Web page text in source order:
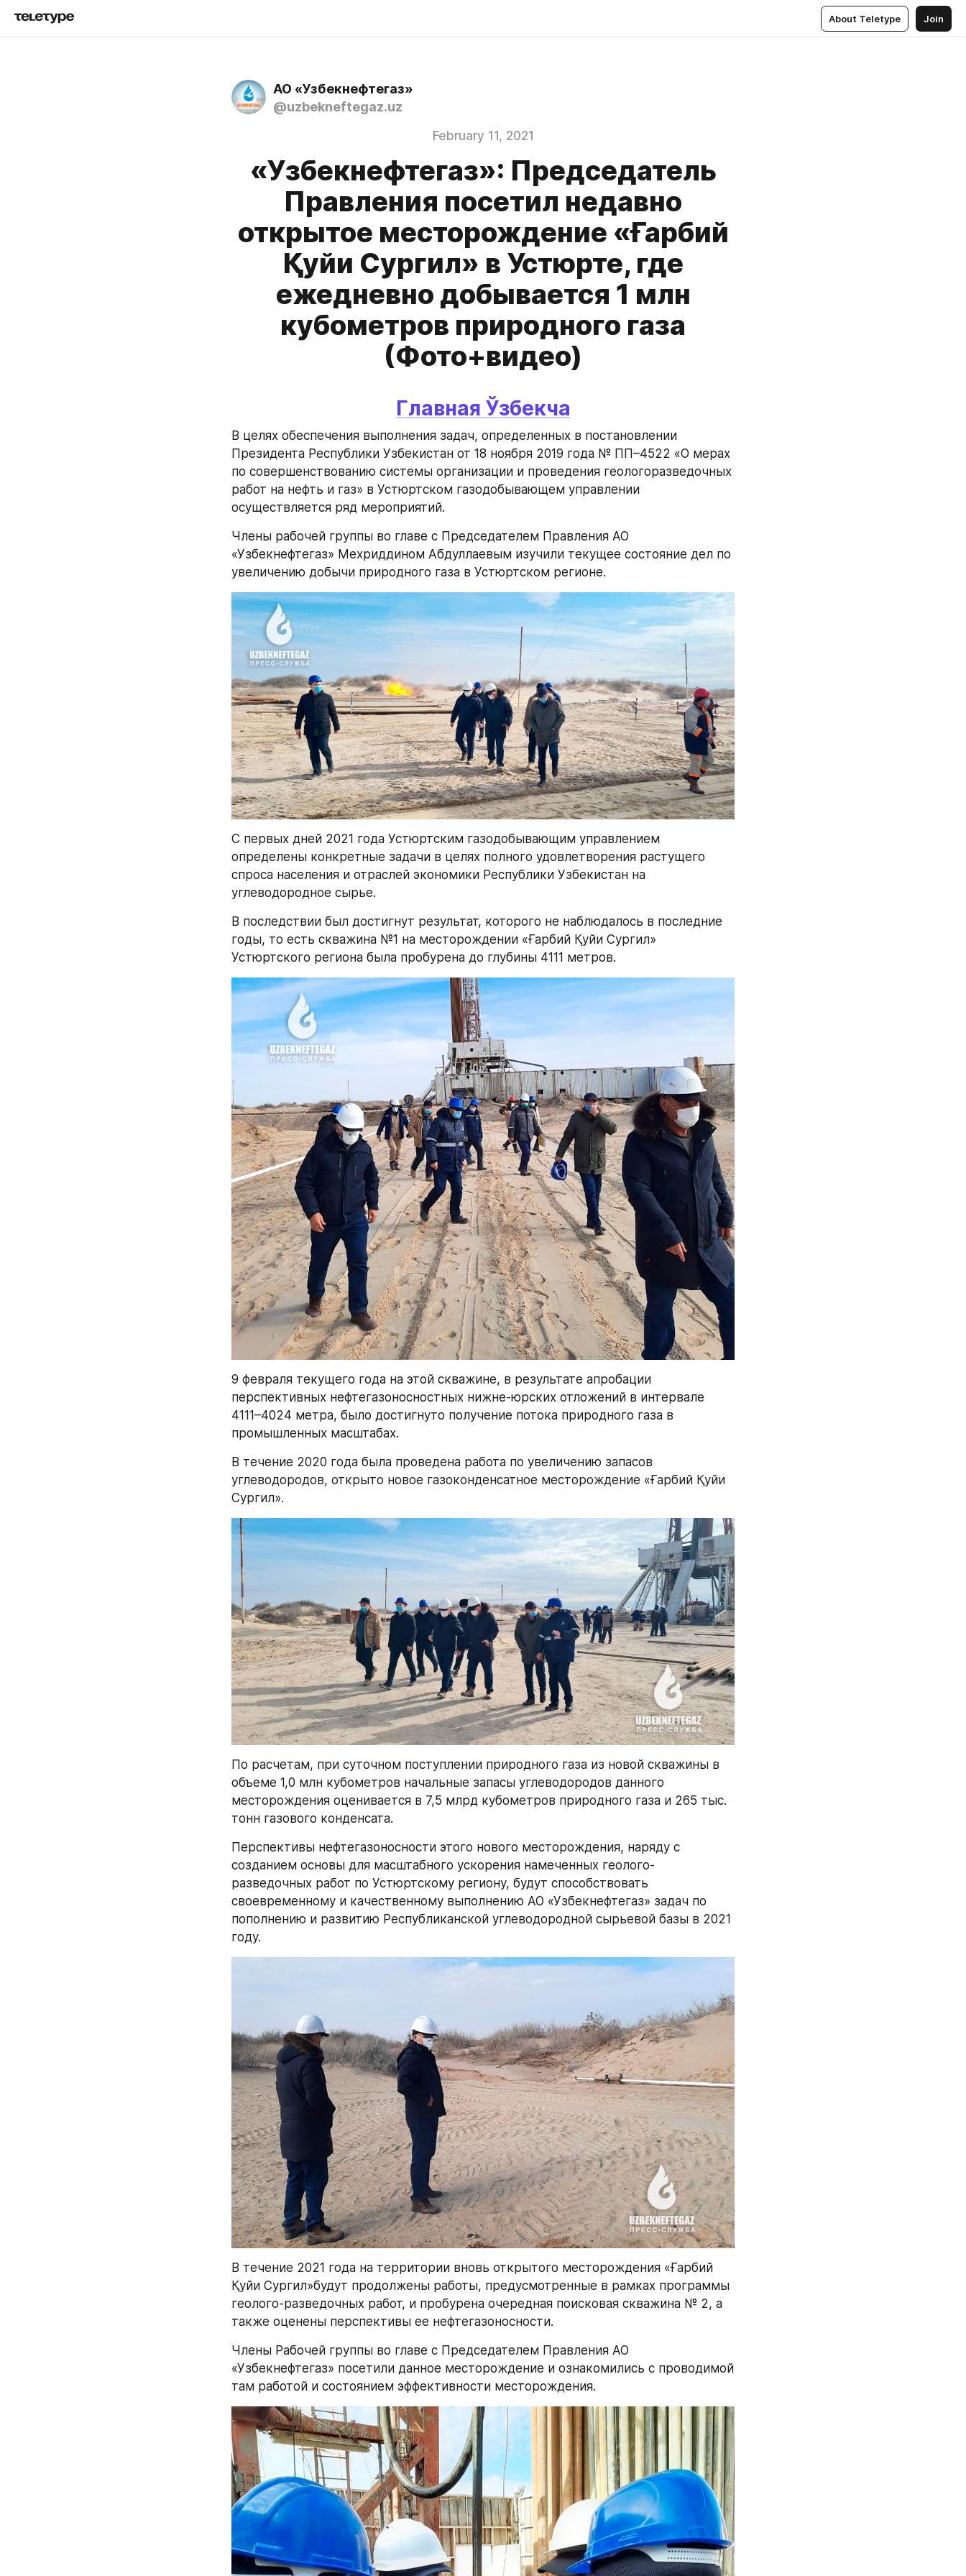
About Teletype Join
АО «Узбекнефтегаз»
@uzbekneftegaz.uz
February 11, 2021
«Узбекнефтегаз»: Председатель
Правления посетил недавно
открытое месторождение «Ғарбий
Қуйи Сургил» в Устюрте, где
ежедневно добывается 1 млн
кубометров природного газа
(Фото+видео)
Главная Ўзбекча
В целях обеспечения выполнения задач, определенных в постановлении
Президента Республики Узбекистан от 18 ноября 2019 года № ПП–4522 «О мерах
по совершенствованию системы организации и проведения геологоразведочных
работ на нефть и газ» в Устюртском газодобывающем управлении
осуществляется ряд мероприятий.
Члены рабочей группы во главе с Председателем Правления АО
«Узбекнефтегаз» Мехриддином Абдуллаевым изучили текущее состояние дел по
увеличению добычи природного газа в Устюртском регионе.
С первых дней 2021 года Устюртским газодобывающим управлением
определены конкретные задачи в целях полного удовлетворения растущего
спроса населения и отраслей экономики Республики Узбекистан на
углеводородное сырье.
В последствии был достигнут результат, которого не наблюдалось в последние
годы, то есть скважина №1 на месторождении «Ғарбий Қуйи Сургил»
Устюртского региона была пробурена до глубины 4111 метров.
9 февраля текущего года на этой скважине, в результате апробации
перспективных нефтегазоносностных нижне-юрских отложений в интервале
4111–4024 метра, было достигнуто получение потока природного газа в
промышленных масштабах.
В течение 2020 года была проведена работа по увеличению запасов
углеводородов, открыто новое газоконденсатное месторождение «Ғарбий Қуйи
Сургил».
По расчетам, при суточном поступлении природного газа из новой скважины в
объеме 1,0 млн кубометров начальные запасы углеводородов данного
месторождения оценивается в 7,5 млрд кубометров природного газа и 265 тыс.
тонн газового конденсата.
Перспективы нефтегазоносности этого нового месторождения, наряду с
созданием основы для масштабного ускорения намеченных геолого-
разведочных работ по Устюртскому региону, будут способствовать
своевременному и качественному выполнению АО «Узбекнефтегаз» задач по
пополнению и развитию Республиканской углеводородной сырьевой базы в 2021
году.
В течение 2021 года на территории вновь открытого месторождения «Ғарбий
Қуйи Сургил»будут продолжены работы, предусмотренные в рамках программы
геолого-разведочных работ, и пробурена очередная поисковая скважина № 2, а
также оценены перспективы ее нефтегазоносности.
Члены Рабочей группы во главе с Председателем Правления АО
«Узбекнефтегаз» посетили данное месторождение и ознакомились с проводимой
там работой и состоянием эффективности месторождения.